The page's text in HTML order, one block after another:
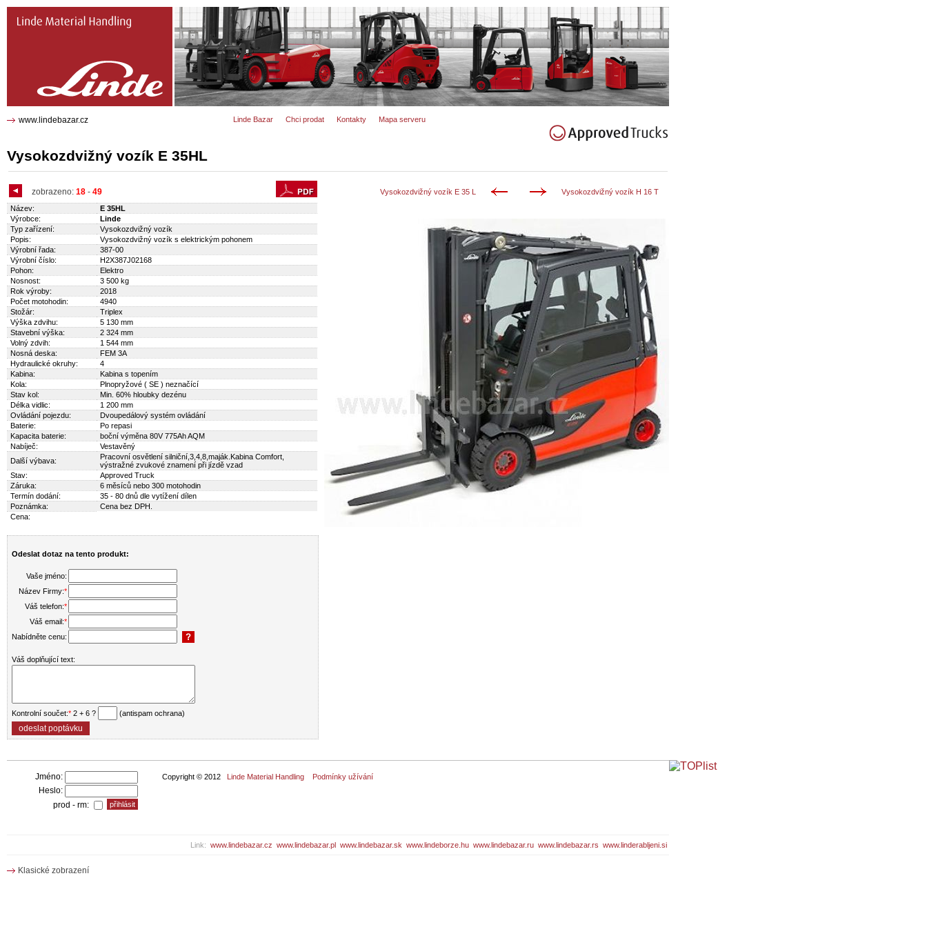
Vysokozdvižný vozík E 35HL
Vysokozdvižný vozík E 35 L Vysokozdvižný vozík H 16 T
zobrazeno: 18 - 49
Název:
E 35HL
Výrobce:
Linde
Typ zařízení:
Vysokozdvižný vozík
Popis:
Vysokozdvižný vozík s elektrickým pohonem
Výrobní řada:
387-00
Výrobní číslo:
H2X387J02168
Pohon:
Elektro
Nosnost:
3 500 kg
Rok výroby:
2018
Počet motohodin:
4940
Stožár:
Triplex
Výška zdvihu:
5 130 mm
Stavební výška:
2 324 mm
Volný zdvih:
1 544 mm
Nosná deska:
FEM 3A
Hydraulické okruhy:
4
Kabina:
Kabina s topením
Kola:
Plnopryžové ( SE ) neznačící
Stav kol:
Min. 60% hloubky dezénu
Délka vidlic:
1 200 mm
Ovládání pojezdu:
Dvoupedálový systém ovládání
Baterie:
Po repasi
Kapacita baterie:
boční výměna 80V 775Ah AQM
Nabíječ:
Vestavěný
Další výbava:
Pracovní osvětlení silniční,3,4,8,maják.Kabina Comfort,
výstražné zvukové znamení při jízdě vzad
Stav:
Approved Truck
Záruka:
6 měsíců nebo 300 motohodin
Termín dodání:
35 - 80 dnů dle vytížení dílen
Poznámka:
Cena bez DPH.
Cena:
Odeslat dotaz na tento produkt:
Vaše jméno:
Název Firmy:*
Váš telefon:*
Váš email:*
Nabídněte cenu:
Váš doplňující text:
Kontrolní součet:*2 + 6 ? (antispam ochrana)
Linde Bazar Chci prodat Kontakty Mapa serveru
www.lindebazar.cz
Jméno:
Heslo:
prod - rm:
Copyright © 2012 Linde Material Handling Podmínky užívání
Link: www.lindebazar.cz www.lindebazar.pl www.lindebazar.sk www.lindeborze.hu www.lindebazar.ru www.lindebazar.rs www.linderabljeni.si